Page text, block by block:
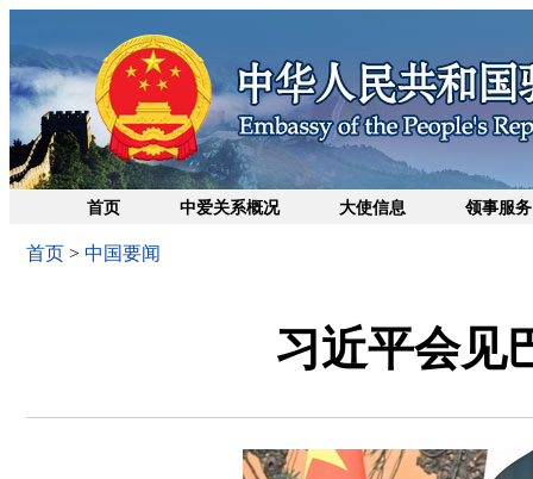
首页 中爱关系概况 大使信息 领事服务
首页 > 中国要闻
习近平会见